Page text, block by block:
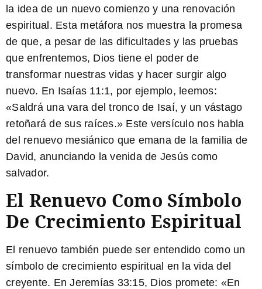
la idea de un nuevo comienzo y una renovación
espiritual. Esta metáfora nos muestra la promesa
de que, a pesar de las dificultades y las pruebas
que enfrentemos, Dios tiene el poder de
transformar nuestras vidas y hacer surgir algo
nuevo. En Isaías 11:1, por ejemplo, leemos:
«Saldrá una vara del tronco de Isaí, y un vástago
retoñará de sus raíces.» Este versículo nos habla
del renuevo mesiánico que emana de la familia de
David, anunciando la venida de Jesús como
salvador.
El Renuevo Como Símbolo
De Crecimiento Espiritual
El renuevo también puede ser entendido como un
símbolo de crecimiento espiritual en la vida del
creyente. En Jeremías 33:15, Dios promete: «En